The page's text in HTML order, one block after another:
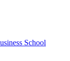
School